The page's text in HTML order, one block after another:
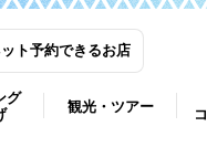
ト予約できるお店
グ
観光・ツアー